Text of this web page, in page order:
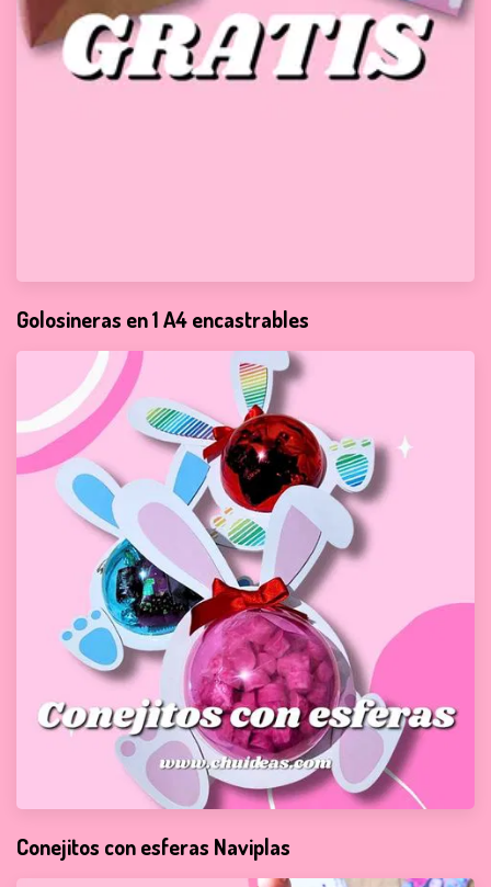
Golosineras en 1 A4 encastrables
Conejitos con esferas Naviplas